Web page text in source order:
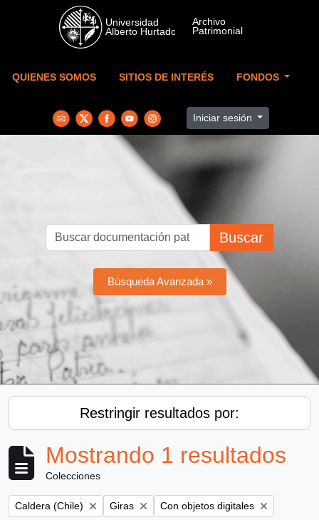
Skip to main content
QUIENES SOMOS SITIOS DE INTERÉS FONDOS
Iniciar sesión
Buscar
Búsqueda Avanzada »
Restringir resultados por:
Mostrando 1 resultados
Colecciones
Remove filter:
Caldera (Chile) Remove filter:
Giras Remove filter:
Con objetos digitales